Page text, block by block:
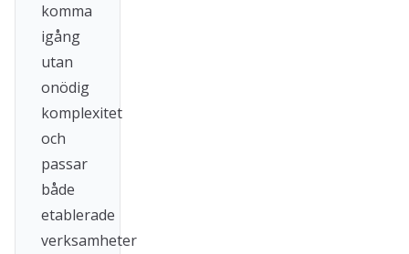
komma
igång
utan
onödig
komplexitet
och
passar
både
etablerade
verksamheter